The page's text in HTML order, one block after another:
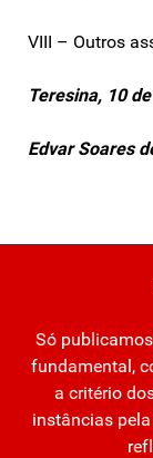
VIII – Outros
Teresina, 10
Edvar Soares
Só
fundamental,
a critério
instâncias